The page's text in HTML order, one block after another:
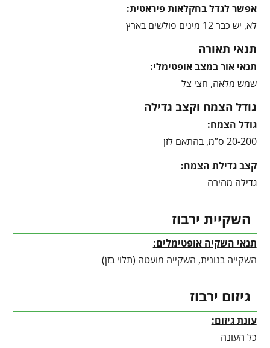
אפשר לגדל בחקלאות פיראטית:
לא, יש כבר 12 מינים פולשים בארץ
תנאי תאורה
תנאי אור במצב אופטימלי:
שמש מלאה, חצי צל
גודל הצמח וקצב גדילה
גודל הצמח:
20-200 ס”מ, בהתאם לזן
קצב גדילת הצמח:
גדילה מהירה
השקיית ירבוז
תנאי השקיה אופטימלים:
השקייה בנונית, השקייה מועטה (תלוי בזן)
גיזום ירבוז
עונת גיזום:
כל העונה